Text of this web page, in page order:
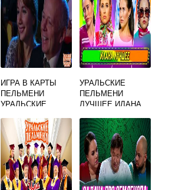
ИГРА В КАРТЫ
ПЕЛЬМЕНИ
УРАЛЬСКИЕ
УРАЛЬСКИЕ
ПЕЛЬМЕНИ
ЛУЧШЕЕ ИЛАНА